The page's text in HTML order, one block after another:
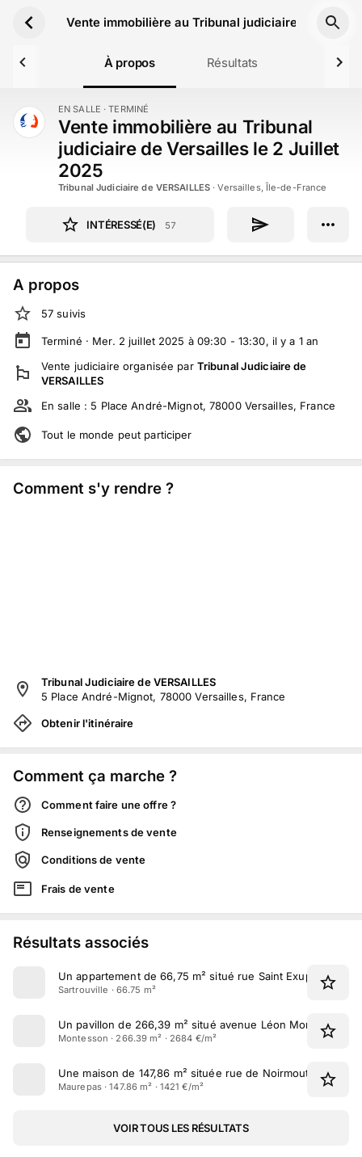
Vente immobilière au Tribunal judiciaire de
À propos Résultats
TERMINÉ EN SALLE · TERMINÉ
Vente immobilière au Tribunal
judiciaire de Versailles le 2 Juillet
2025
Tribunal Judiciaire de VERSAILLES ·Versailles, Île-de-France
INTÉRESSÉ(E) 57
A propos
57 suivis
Terminé · Mer. 2 juillet 2025 à 09:30 - 13:30, il y a 1 an
Vente judiciaire organisée par Tribunal Judiciaire de
VERSAILLES
En salle : 5 Place André-Mignot, 78000 Versailles, France
Tout le monde peut participer
Comment s'y rendre ?
Tribunal Judiciaire de VERSAILLES
5 Place André-Mignot, 78000 Versailles, France
Obtenir l'itinéraire
Comment ça marche ?
Comment faire une offre ?
Renseignements de vente
Conditions de vente
Frais de vente
Résultats associés
Un appartement de 66,75 m² situé rue Saint Exupéry à
Sartrouville · 66.75 m²
Un pavillon de 266,39 m² situé avenue Léon Morane à
Montesson · 266.39 m² · 2684 €/m²
Une maison de 147,86 m² située rue de Noirmoutier à
Maurepas · 147.86 m² · 1421 €/m²
VOIR TOUS LES RÉSULTATS